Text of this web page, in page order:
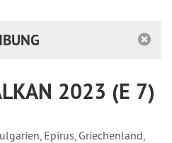
2023 (E 7)
Epirus, Griechenland,